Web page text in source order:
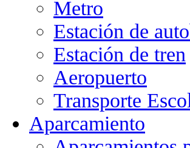
Metro
Estación de
Estación de tren
Aeropuerto
Transporte
Aparcamiento